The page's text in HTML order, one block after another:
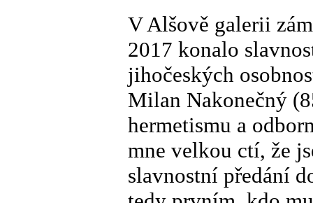
V Alšově galerii
2017 konalo
jihočeských
Milan Nakonečný
hermetismu a
mne velkou ctí, že
slavnostní předání